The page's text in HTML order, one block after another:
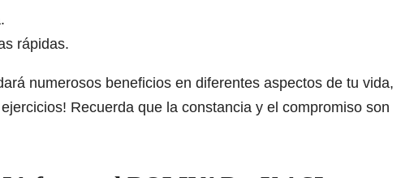
rápidas.
numerosos beneficios en diferentes aspectos de tu vida,
Recuerda que la constancia y el compromiso son